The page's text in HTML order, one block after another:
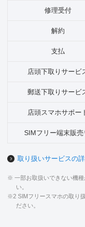
修理受付
解約
支払
店頭下取りサービ
郵送下取りサービ
店頭スマホサポー
SIMフリー端末販売
取り扱いサービスの
※ 一部お取扱いできない機
い。
※2 SIMフリースマホの取り
ださい。